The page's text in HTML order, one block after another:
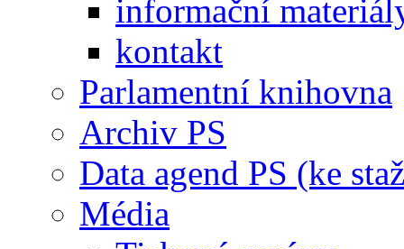
informační
kontakt
Parlamentní knihovna
Archiv PS
Data agend PS (ke
Média